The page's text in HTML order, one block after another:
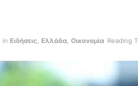
in Ειδήσεις, Ελλάδα, Οικονομία Reading